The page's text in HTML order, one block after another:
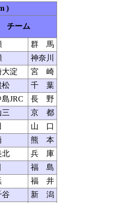
)
チーム
群 馬
神奈川
大淀
宮 崎
松
千 葉
島JRC
長 野
三
京 都
山 口
熊 本
北
兵 庫
福 島
福 井
谷
新 潟